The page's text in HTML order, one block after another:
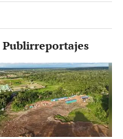
Publirreportajes